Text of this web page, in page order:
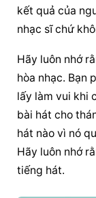
kết quả của
nhạc sĩ chứ
Hãy luôn nhớ
hòa nhạc. Bạn
lấy làm vui khi
bài hát cho
hát nào vì nó
Hãy luôn nhớ
tiếng hát.